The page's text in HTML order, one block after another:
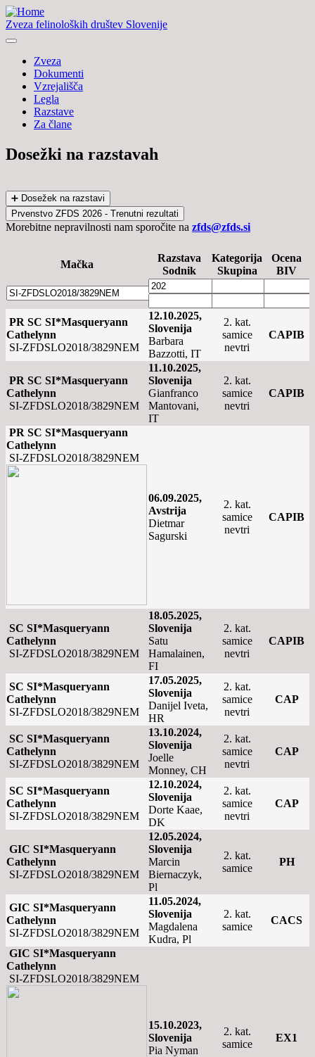
Zveza felinoloških društev Slovenije
Zveza
Dokumenti
Vzrejališča
Legla
Razstave
Za člane
Dosežki na razstavah
➕ Dosežek na razstavi
Prvenstvo ZFDS 2026 - Trenutni rezultati
Morebitne nepravilnosti nam sporočite na zfds@zfds.si
Mačka
Razstava
Sodnik
Kategorija
Skupina
Ocena
BIV
PR SC SI*Masqueryann
Cathelynn
SI-ZFDSLO2018/3829NEM
12.10.2025,
Slovenija
Barbara
Bazzotti, IT
2. kat.
samice
nevtri
CAPIB
PR SC SI*Masqueryann
Cathelynn
SI-ZFDSLO2018/3829NEM
11.10.2025,
Slovenija
Gianfranco
Mantovani,
IT
2. kat.
samice
nevtri
CAPIB
PR SC SI*Masqueryann
Cathelynn
SI-ZFDSLO2018/3829NEM
06.09.2025,
Avstrija
Dietmar
Sagurski
2. kat.
samice
nevtri
CAPIB
SC SI*Masqueryann
Cathelynn
SI-ZFDSLO2018/3829NEM
18.05.2025,
Slovenija
Satu
Hamalainen,
FI
2. kat.
samice
nevtri
CAPIB
SC SI*Masqueryann
Cathelynn
SI-ZFDSLO2018/3829NEM
17.05.2025,
Slovenija
Danijel Iveta,
HR
2. kat.
samice
nevtri
CAP
SC SI*Masqueryann
Cathelynn
SI-ZFDSLO2018/3829NEM
13.10.2024,
Slovenija
Joelle
Monney, CH
2. kat.
samice
nevtri
CAP
SC SI*Masqueryann
Cathelynn
SI-ZFDSLO2018/3829NEM
12.10.2024,
Slovenija
Dorte Kaae,
DK
2. kat.
samice
nevtri
CAP
GIC SI*Masqueryann
Cathelynn
SI-ZFDSLO2018/3829NEM
12.05.2024,
Slovenija
Marcin
Biernaczyk,
Pl
2. kat.
samice
PH
GIC SI*Masqueryann
Cathelynn
SI-ZFDSLO2018/3829NEM
11.05.2024,
Slovenija
Magdalena
Kudra, Pl
2. kat.
samice
CACS
GIC SI*Masqueryann
Cathelynn
SI-ZFDSLO2018/3829NEM
15.10.2023,
Slovenija
Pia Nyman
2. kat.
samice
EX1